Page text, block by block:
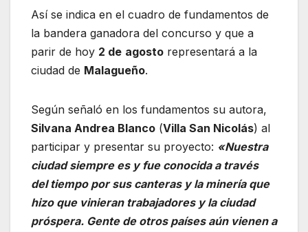
Así se indica en el cuadro de fundamentos de
la bandera ganadora del concurso y que a
parir de hoy 2 de agosto representará a la
ciudad de Malagueño.
Según señaló en los fundamentos su autora,
Silvana Andrea Blanco (Villa San Nicolás) al
participar y presentar su proyecto: «Nuestra
ciudad siempre es y fue conocida a través
del tiempo por sus canteras y la minería que
hizo que vinieran trabajadores y la ciudad
próspera. Gente de otros países aún vienen a